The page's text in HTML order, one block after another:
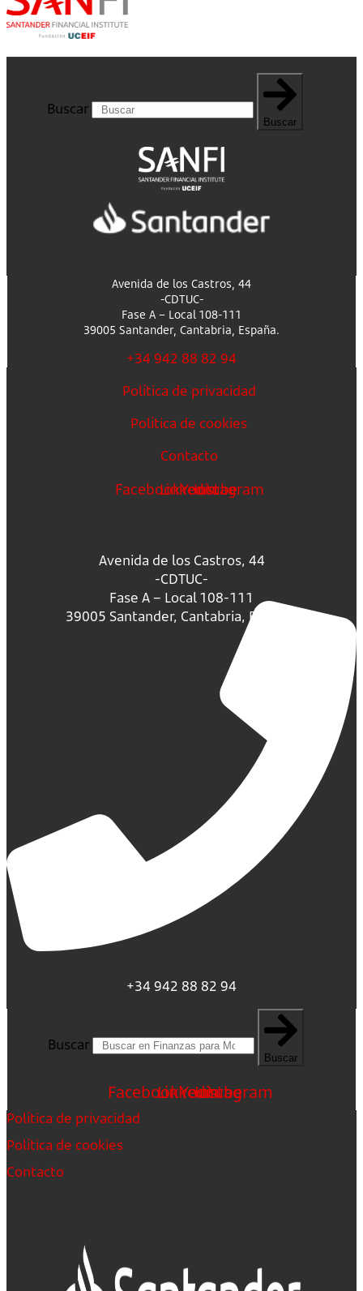
Buscar
Buscar
Avenida de los Castros, 44
-CDTUC-
Fase A – Local 108-111
39005 Santander, Cantabria, España.
+34 942 88 82 94
Política de privacidad
Política de cookies
Contacto
FacebookLinkedin
Youtube
Instagram
Avenida de los Castros, 44
-CDTUC-
Fase A – Local 108-111
39005 Santander, Cantabria, España.
+34 942 88 82 94
Buscar
Buscar
FacebookLinkedin
Youtube
Instagram
Política de privacidad
Política de cookies
Contacto